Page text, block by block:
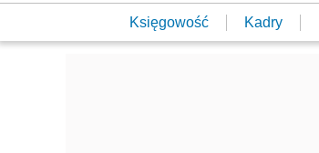
Księgowość Kadry